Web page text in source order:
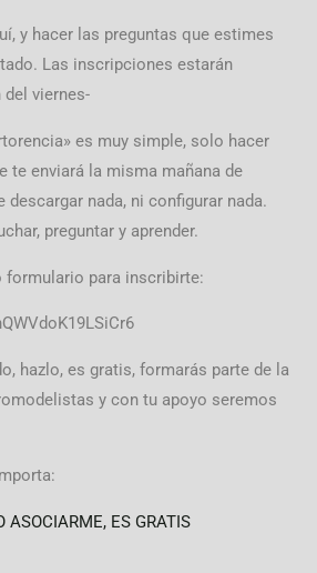
y hacer las preguntas que estimes
Las inscripciones estarán
viernes-
es muy simple, solo hacer
te enviará la misma mañana de
descargar nada, ni configurar nada.
preguntar y aprender.
formulario para inscribirte:
hazlo, es gratis, formarás parte de la
y con tu apoyo seremos
ASOCIARME, ES GRATIS